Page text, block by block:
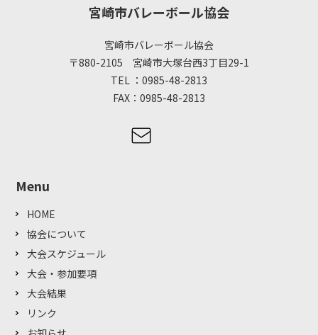
宮崎市バレーボール協会
宮崎市バレーボール協会
〒880-2105 宮崎市大塚台西3丁目29-1
TEL ：0985-48-2813
FAX：0985-48-2813
Menu
HOME
協会について
大会スケジュール
大会・参加要項
大会結果
リンク